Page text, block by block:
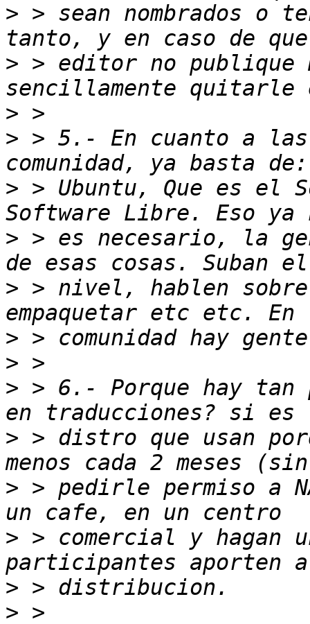
> > sean nombrados o
> > editor no publique
>
> > 5.- En cuanto a
> > Ubuntu, Que es el
> > es necesario, la
> > nivel, hablen
>
>
> > 6.- Porque hay tan
> > distro que usan
> > pedirle permiso a
> > comercial y hagan
>
>